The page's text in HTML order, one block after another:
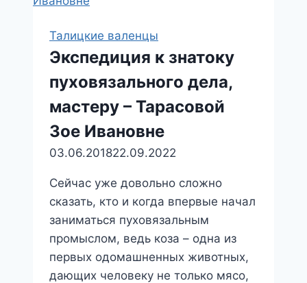
Талицкие валенцы
Экспедиция к знатоку
пуховязального дела,
мастеру – Тарасовой
Зое Ивановне
03.06.201822.09.2022
Сейчас уже довольно сложно
сказать, кто и когда впервые начал
заниматься пуховязальным
промыслом, ведь коза – одна из
первых одомашненных животных,
дающих человеку не только мясо,